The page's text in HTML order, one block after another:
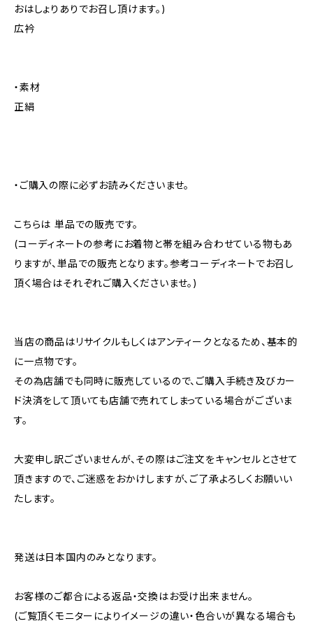
おはしょりありでお召し頂けます。)
広衿
・素材
正絹
・ご購入の際に必ずお読みくださいませ。
こちらは 単品での販売です。
(コーディネートの参考にお着物と帯を組み合わせている物もあ
りますが、単品での販売となります。参考コーディネートでお召し
頂く場合はそれぞれご購入くださいませ。)
当店の商品はリサイクルもしくはアンティークとなるため、基本的
に一点物です。
その為店舗でも同時に販売しているので、ご購入手続き及びカー
ド決済をして頂いても店舗で売れてしまっている場合がございま
す。
大変申し訳ございませんが、その際はご注文をキャンセルとさせて
頂きますので、ご迷惑をおかけしますが、ご了承よろしくお願いい
たします。
発送は日本国内のみとなります。
お客様のご都合による返品・交換はお受け出来ません。
(ご覧頂くモニターによりイメージの違い・色合いが異なる場合も